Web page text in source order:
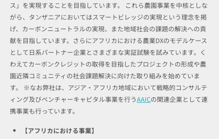
ス」を実現することを目指しています。 これら農園事業を中核としな
がら、タンザニアにおいてはスマートビレッジの実現という理念を掲
げ、カーボンニュートラルの実現、また地域社会の課題の解決への貢
献を目指しています。さらにアフリカにおける農業DXのモデルケース
として日系パートナー企業とさまざまな実証試験を試みています。く
わえてカーボンクレジットの取得を目指したプロジェクトの形成や農
園近隣コミュニティの社会課題解決に向けた取り組みを始めていま
す。 ※なお弊社は、アジア・アフリカ地域において戦略的コンサルテ
ィング及びベンチャーキャピタル事業を行うAAICの関連企業として連
携事業も行っています。
【アフリカにおける事業】